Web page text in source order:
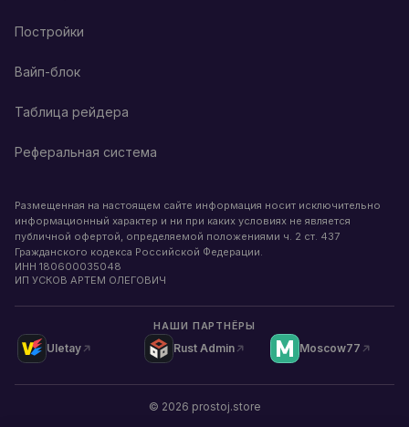
Постройки
Вайп-блок
Таблица рейдера
Реферальная система
Размещенная на настоящем сайте информация носит исключительно
информационный характер и ни при каких условиях не является
публичной офертой, определяемой положениями ч. 2 ст. 437
Гражданского кодекса Российской Федерации.
ИНН 180600035048
ИП УСКОВ АРТЕМ ОЛЕГОВИЧ
НАШИ ПАРТНЁРЫ
Uletay Rust Admin Moscow77
© 2026 prostoj.store